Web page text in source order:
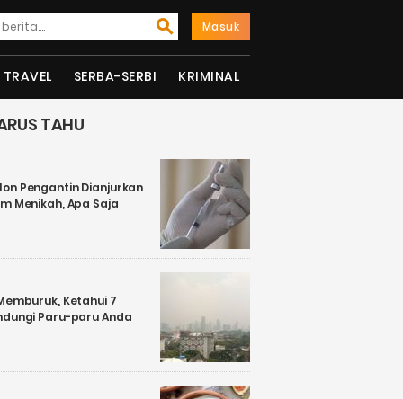
Masuk
TRAVEL SERBA-SERBI KRIMINAL
TAHU
Pengantin Dianjurkan
Menikah, Apa Saja
Ketahui 7
Paru-paru Anda